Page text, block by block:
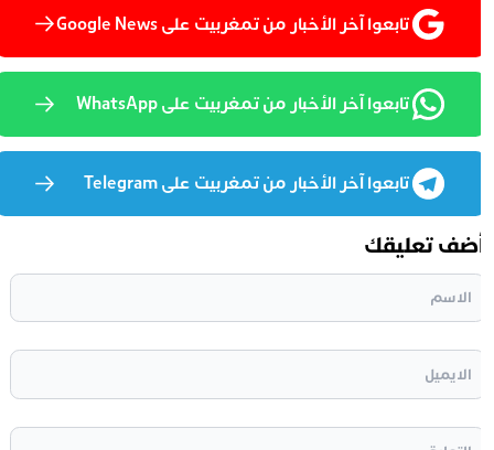
تابعوا آخر الأخبار من تمغربيت على Google News
تابعوا آخر الأخبار من تمغربيت على WhatsApp
تابعوا آخر الأخبار من تمغربيت على Telegram
تعليقك